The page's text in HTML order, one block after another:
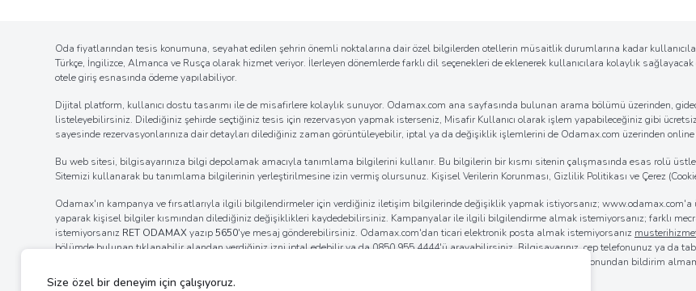
Oda fiyatlarından tesis konumuna, seyahat edilen şehrin önemli noktalarına dair özel bilgilerden otellerin müsaitlik durumlarına kadar
Türkçe, İngilizce, Almanca ve Rusça olarak hizmet veriyor. İlerleyen dönemlerde farklı dil seçenekleri de eklenerek kullanıcılara kolaylık
otele giriş esnasında ödeme yapılabiliyor.
Dijital platform, kullanıcı dostu tasarımı ile de misafirlere kolaylık sunuyor. Odamax.com ana sayfasında bulunan arama bölümü üzerinden,
listeleyebilirsiniz. Dilediğiniz şehirde seçtiğiniz tesis için rezervasyon yapmak isterseniz, Misafir Kullanıcı olarak işlem yapabileceğiniz gibi
sayesinde rezervasyonlarınıza dair detayları dilediğiniz zaman görüntüleyebilir, iptal ya da değişiklik işlemlerini de Odamax.com üzerinden
Bu web sitesi, bilgisayarınıza bilgi depolamak amacıyla tanımlama bilgilerini kullanır. Bu bilgilerin bir kısmı sitenin çalışmasında esas rolü
Sitemizi kullanarak bu tanımlama bilgilerinin yerleştirilmesine izin vermiş olursunuz. Kişisel Verilerin Korunması, Gizlilik Politikası ve Çerez
Odamax'ın kampanya ve fırsatlarıyla ilgili bilgilendirmeler için verdiğiniz iletişim bilgilerinde değişiklik yapmak istiyorsanız;
yaparak kişisel bilgiler kısmından dilediğiniz değişiklikleri kaydedebilirsiniz. Kampanyalar ile ilgili bilgilendirme almak istemiyorsanız; farklı
istemiyorsanız RET ODAMAXyazıp5650'ye mesaj gönderebilirsiniz. Odamax.com'dan ticari elektronik posta almak istemiyorsanız
bölümde bulunan tıklanabilir alandan verdiğiniz izni iptal edebilir ya da 0850 955 4444'ü arayabilirsiniz. Bilgisayarınız, cep telefonunuz ya da
internet tarayıcınızın ayarlar bölümünden bildirim izinlerinin kaldırılmasını sağlayabilirsiniz. Odamax.com mobil aplikasyonundan bildirim
ayarlarını değiştirerek bildirim alımına engel olabilirsiniz.